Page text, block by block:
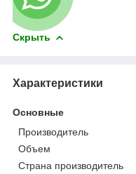
Скрыть
Характеристики
Основные
Производитель
Объем
Страна производитель